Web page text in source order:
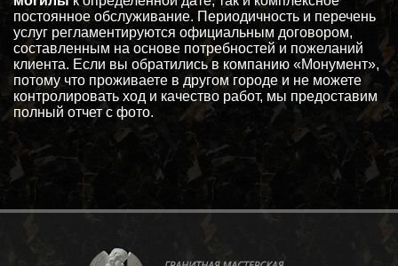
постоянное обслуживание. Периодичность и перечень
услуг регламентируются официальным договором,
составленным на основе потребностей и пожеланий
клиента. Если вы обратились в компанию «Монумент»,
потому что проживаете в другом городе и не можете
контролировать ход и качество работ, мы предоставим
полный отчет с фото.